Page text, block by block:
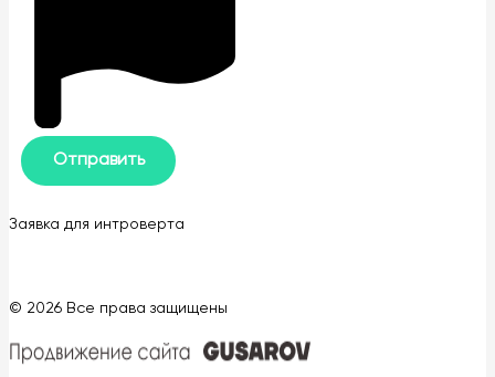
Заявка для интроверта
© 2026 Все права защищены